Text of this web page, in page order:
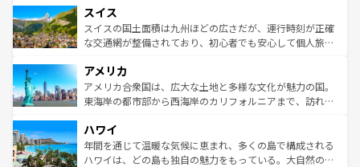
れる地方に足を運ぶとそれぞれで全く異なる文化を体験で
きるだろう。 なお、新着のフランス情報はコンテンツ一覧
を参照してほしい。
は、お酒好きな人にはぜひ体験してほしい。 なお、新着の
ドイツ情報はコンテンツ一覧を参照してほしい。
リアごとに異なる魅力がある。また、優雅なアフタヌーン
ティー、ビール好きにはたまらない英国パブ、サッカー観
戦など、本場だからこそできる体験も豊富。イギリスを旅
ンツ一覧を参照してほしい。
スイス
スイスの国土面積は九州ほどの広さだが、運行時刻が正確
な交通網が整備されており、初心者でも安心して個人旅行
の建物がそのまま残る町や、スイスならではのユニークな
博物館もあり、アルプス観光だけでなく町歩きも満喫する
ことができる。国民の所得が高いため物価も高いが、旅行
ば市内交通費無料で観光を楽しむこともできる。 なお、新
着のスイス情報はコンテンツ一覧 を参照してほしい。
アメリカ
アメリカ合衆国は、広大な土地と多様な文化が魅力の国。
東海岸の都市部から西海岸のカリフォルニアまで、訪れる
のような巨大都市は、観光、ショッピング、エンターテイ
ンメントが詰まった刺激的なスポットだ。一方、アメリカ
西部には大自然が広がり、グランドキャニオンやイエロー
ハワイ
年間を通じて温暖な気候に恵まれ、多くの島で構成される
ハワイは、どの島も独自の魅力をもっている。大自然の神